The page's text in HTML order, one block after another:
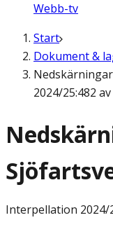
Webb-tv
Start
Dokument &
2024/25:482
Interpellation 2024/